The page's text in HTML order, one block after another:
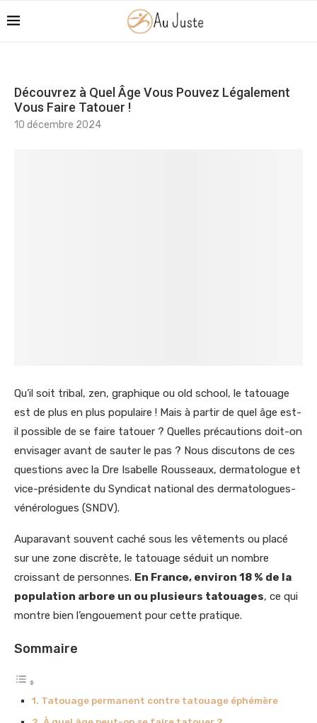
Découvrez à Quel Âge Vous Pouvez Légalement
Vous Faire Tatouer !
10 décembre 2024
Qu’il soit tribal, zen, graphique ou old school, le tatouage
est de plus en plus populaire ! Mais à partir de quel âge est-
il possible de se faire tatouer ? Quelles précautions doit-on
envisager avant de sauter le pas ? Nous discutons de ces
questions avec la Dre Isabelle Rousseaux, dermatologue et
vice-présidente du Syndicat national des dermatologues-
vénérologues (SNDV).
Auparavant souvent caché sous les vêtements ou placé
sur une zone discrète, le tatouage séduit un nombre
croissant de personnes. En France, environ 18 % de la
population arbore un ou plusieurs tatouages, ce qui
montre bien l’engouement pour cette pratique.
Sommaire
Tatouage permanent contre tatouage éphémère